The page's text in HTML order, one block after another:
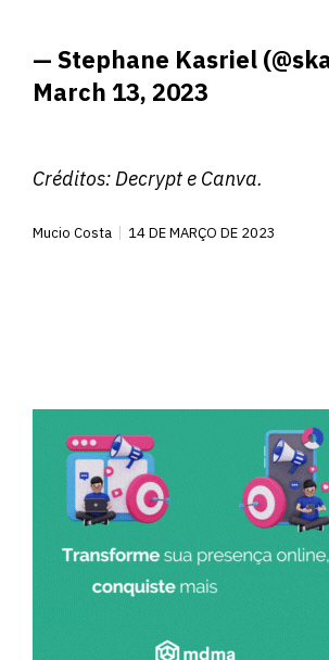
— Stephane Kasriel
March 13, 2023
Créditos:Decrypte Canva.
Mucio Costa 14 DE MARÇO DE 2023